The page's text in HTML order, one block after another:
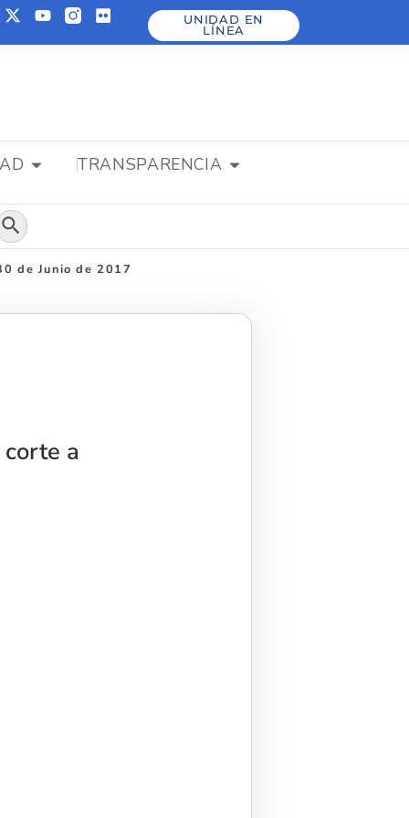
UNIDAD EN
LÍNEA
TRANSPARENCIA
de búsqueda
de Junio de 2017
a